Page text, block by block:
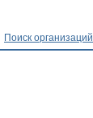
Поиск организаций